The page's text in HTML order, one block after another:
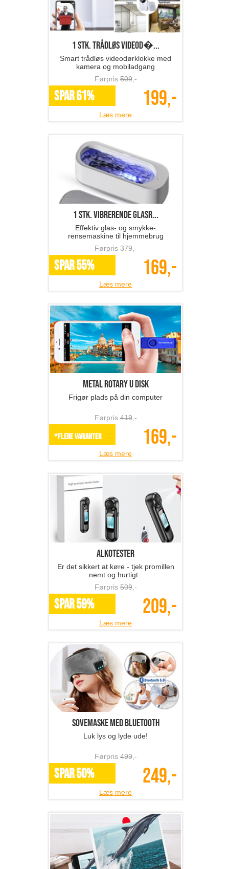
1 stk. trådløs videod�...
Smart trådløs videodørklokke med
kamera og mobiladgang
Førpris509,-
SPAR 61% 199,-
Læs mere
1 stk. vibrerende glasr...
Effektiv glas- og smykke-
rensemaskine til hjemmebrug
Førpris379,-
SPAR 55% 169,-
Læs mere
Metal Rotary U Disk
Frigør plads på din computer
Førpris419,-
*Flere varianter 169,-
Læs mere
Alkotester
Er det sikkert at køre - tjek promillen
nemt og hurtigt..
Førpris509,-
SPAR 59% 209,-
Læs mere
Sovemaske med bluetooth
Luk lys og lyde ude!
Førpris499,-
SPAR 50% 249,-
Læs mere